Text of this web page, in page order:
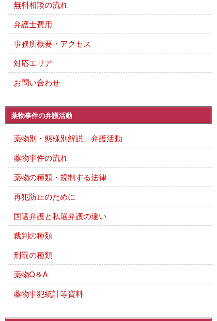
無料相談の流れ
弁護士費用
事務所概要・アクセス
対応エリア
お問い合わせ
薬物事件の弁護活動
薬物別・態様別解説、弁護活動
薬物事件の流れ
薬物の種類・規制する法律
再犯防止のために
国選弁護と私選弁護の違い
裁判の種類
刑罰の種類
薬物Q＆A
薬物事犯統計等資料